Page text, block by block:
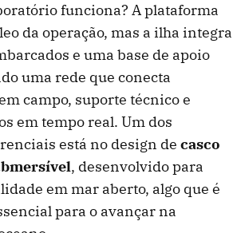
funciona? A plataforma
da operação, mas a ilha integra
e uma base de apoio
uma rede que conecta
campo, suporte técnico e
em tempo real. Um dos
está no design de casco
, desenvolvido para
em mar aberto, algo que é
para o avançar na